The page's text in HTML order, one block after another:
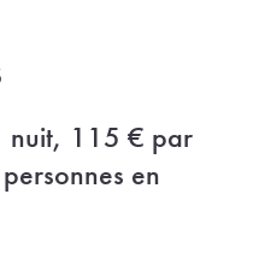
nuit, 115 € par
en